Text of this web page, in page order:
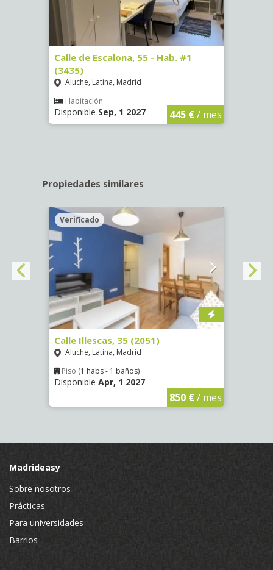
Calle de Escalona, 55 - Hab. #1
(3435)
Aluche, Latina, Madrid
Habitación
Disponible Sep, 1 2027 445 €/ mes
Propiedades similares
Verificado
Calle Illescas, 35 (2051)
Aluche, Latina, Madrid
Piso (1 habs - 1 baños)
Disponible Apr, 1 2027
850 €/ mes
Madrideasy
Sobre nosotros
Prácticas
Para universidades
Barrios